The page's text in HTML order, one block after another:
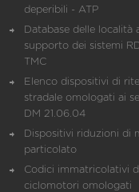
deperibili - ATP
Database delle località
supporto dei sistemi
TMC
Elenco dispositivi di
stradale omologati ai
DM 21.06.04
Dispositivi riduzioni di
particolato
Codici immatricolativi
ciclomotori omologati